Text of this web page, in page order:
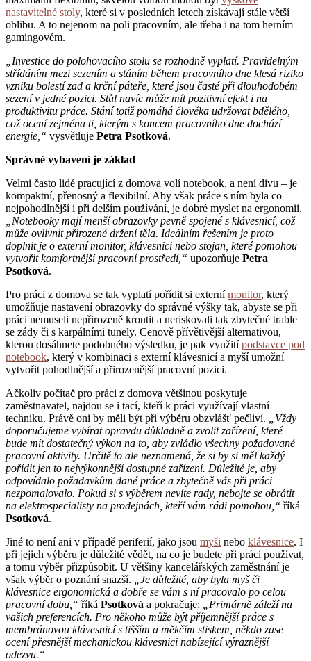
nastavitelné stoly, které si v posledních letech získávají stále větší
oblibu. A to nejenom na poli pracovním, ale třeba i na tom herním –
gamingovém.
„Investice do polohovacího stolu se rozhodně vyplatí. Pravidelným
střídáním mezi sezením a stáním během pracovního dne klesá riziko
vzniku bolestí zad a krční páteře, které jsou časté při dlouhodobém
sezení v jedné pozici. Stůl navíc může mít pozitivní efekt i na
produktivitu práce. Stání totiž pomáhá člověka udržovat bdělého,
což ocení zejména ti, kterým s koncem pracovního dne dochází
energie,“ vysvětluje Petra Psotková.
Správné vybavení je základ
Velmi často lidé pracující z domova volí notebook, a není divu – je
kompaktní, přenosný a flexibilní. Aby však práce s ním byla co
nejpohodlnější i při delším používání, je dobré myslet na ergonomii.
„Notebooky mají menší obrazovky pevně spojené s klávesnicí, což
může ovlivnit přirozené držení těla. Ideálním řešením je proto
doplnit je o externí monitor, klávesnici nebo stojan, které pomohou
vytvořit komfortnější pracovní prostředí,“ upozorňuje Petra
Psotková.
Pro práci z domova se tak vyplatí pořídit si externímonitor, který
umožňuje nastavení obrazovky do správné výšky tak, abyste se při
práci nemuseli nepřirozeně kroutit a neriskovali tak zbytečné trable
se zády či s karpálními tunely. Cenově přívětivější alternativou,
kterou dosáhnete podobného výsledku, je pak využitípodstavce pod
notebook, který v kombinaci s externí klávesnicí a myší umožní
vytvořit pohodlnější a přirozenější pracovní pozici.
Ačkoliv počítač pro práci z domova většinou poskytuje
zaměstnavatel, najdou se i tací, kteří k práci využívají vlastní
techniku. Právě oni by měli být při výběru obzvlášť pečliví.
„Vždy
doporučujeme vybírat opravdu důkladně a zvolit zařízení, které
bude mít dostatečný výkon na to, aby zvládlo všechny požadované
pracovní aktivity. Určitě to ale neznamená, že si by si měl každý
pořídit jen to nejvýkonnější dostupné zařízení. Důležité je, aby
odpovídalo požadavkům dané práce a zbytečně vás při práci
nezpomalovalo. Pokud si s výběrem nevíte rady, nebojte se obrátit
na elektrospecialisty na prodejnách, kteří vám rádi pomohou,“ říká
Psotková.
Jiné to není ani v případě periferií, jako jsou myši nebo klávesnice. I
při jejich výběru je důležité vědět, na co je budete při práci používat,
a tomu výběr přizpůsobit. U většiny kancelářských zaměstnání je
však výběr o poznání snazší.
„Je důležité, aby byla myš či
klávesnice ergonomická a dobře se vám s ní pracovalo po celou
pracovní dobu,“ říká Psotková a pokračuje:
„Primárně záleží na
vašich preferencích. Pro někoho může být příjemnější práce s
membránovou klávesnicí s tišším a měkčím stiskem, někdo zase
ocení přesnější mechanickou klávesnici nabízející výraznější
odezvu.“